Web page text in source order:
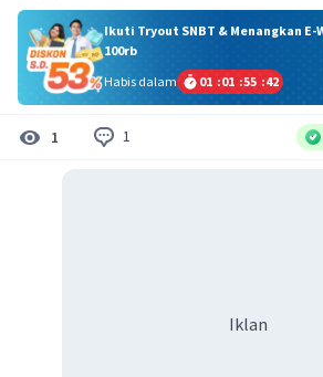
Ikuti Tryout SNBT & Menangkan E-
100rb
Habis dalam
01 :01 :55 :42
1 1
Iklan